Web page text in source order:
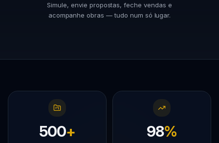
Simule, envie propostas, feche vendas e
acompanhe obras — tudo num só lugar.
500+ 98%